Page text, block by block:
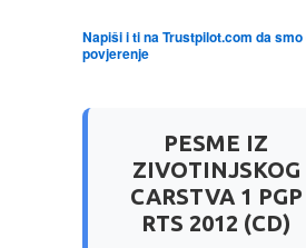
MITOLOGIJA
NAUČNA
NAUKA
Napiši i ti na Trustpilot.com da
povjerenje
PESME IZ
ZIVOTINJSKOG
CARSTVA 1 PGP
RTS 2012 (CD)